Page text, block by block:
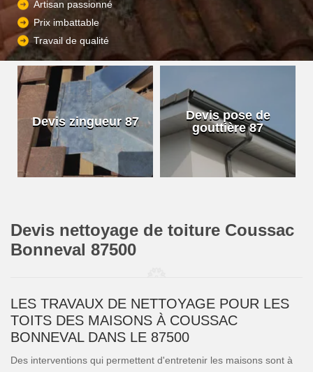
Artisan passionné
Prix imbattable
Travail de qualité
Devis zingueur 87
Devis pose de
gouttière 87
Devis nettoyage de toiture Coussac
Bonneval 87500
LES TRAVAUX DE NETTOYAGE POUR LES
TOITS DES MAISONS À COUSSAC
BONNEVAL DANS LE 87500
Des interventions qui permettent d'entretenir les maisons sont à